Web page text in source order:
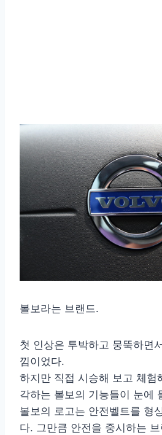
볼보라는 브랜드.
첫 인상은 투박하고 뭉뚝하면
낌이었다.
하지만 직접 시승해 보고 체험
각하는 볼보의 기능들이 눈에
볼보의 로고는 안전벨트를 형
다. 그만큼 안전을 중시하는